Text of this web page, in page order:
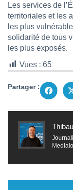
Les services de
territoriales et les
les plus
solidarité de tous
les plus exposés.
Vues : 65
Partager :